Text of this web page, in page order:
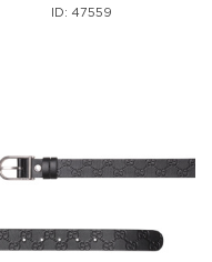
ID: 47559